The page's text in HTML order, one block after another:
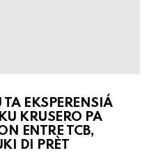
EKSPERENSIÁ
KRUSERO PA
ENTRE TCB,
DI PRÈT